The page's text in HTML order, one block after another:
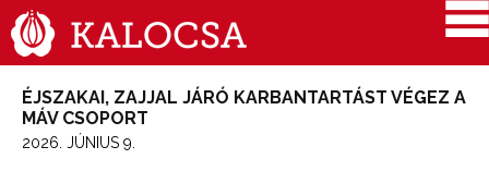
ÉJSZAKAI, ZAJJAL JÁRÓ KARBANTARTÁST VÉGEZ A
MÁV CSOPORT
2026. JÚNIUS 9.